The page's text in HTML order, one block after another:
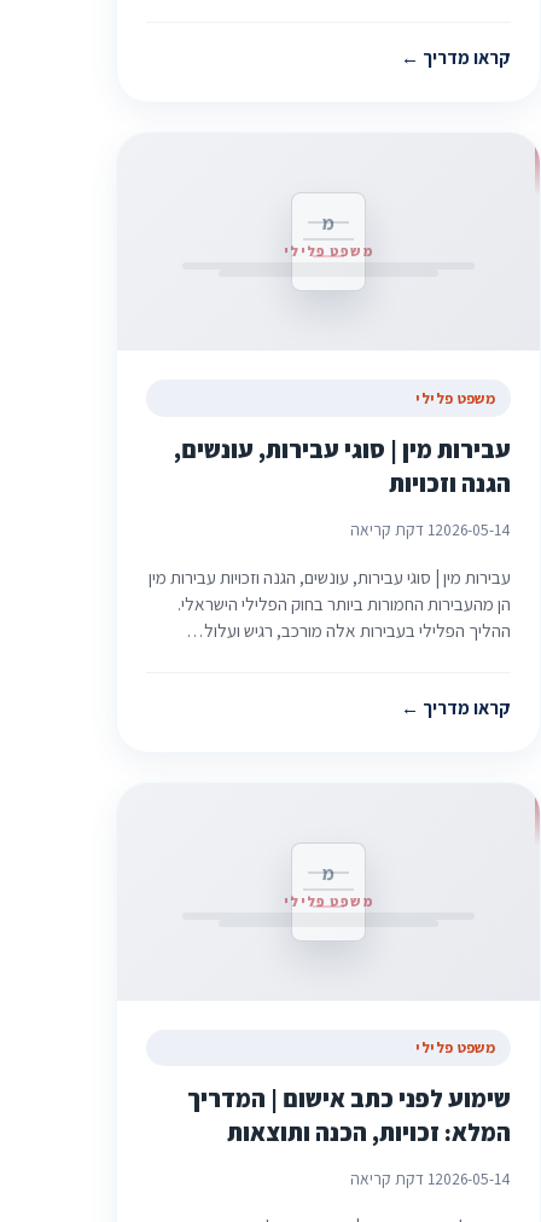
קראו מדריך
מ
משפט פלילי
משפט פלילי
עבירות מין | סוגי עבירות, עונשים,
הגנה וזכויות
2026-05-141 דקת קריאה
עבירות מין | סוגי עבירות, עונשים, הגנה וזכויות עבירות מין
הן מהעבירות החמורות ביותר בחוק הפלילי הישראלי.
ההליך הפלילי בעבירות אלה מורכב, רגיש ועלול…
קראו מדריך
מ
משפט פלילי
משפט פלילי
שימוע לפני כתב אישום | המדריך
המלא: זכויות, הכנה ותוצאות
2026-05-141 דקת קריאה